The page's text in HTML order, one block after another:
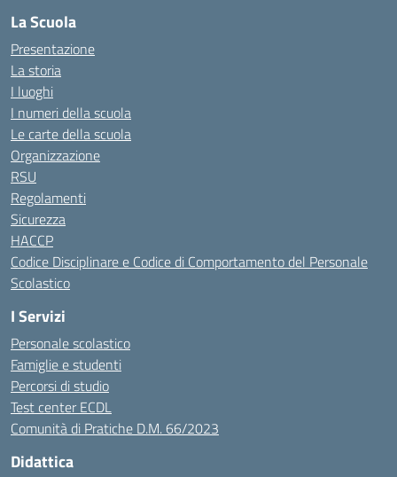
La Scuola
Presentazione
La storia
I luoghi
I numeri della scuola
Le carte della scuola
Organizzazione
RSU
Regolamenti
Sicurezza
HACCP
Codice Disciplinare e Codice di Comportamento del Personale
Scolastico
I Servizi
Personale scolastico
Famiglie e studenti
Percorsi di studio
Test center ECDL
Comunità di Pratiche D.M. 66/2023
Didattica